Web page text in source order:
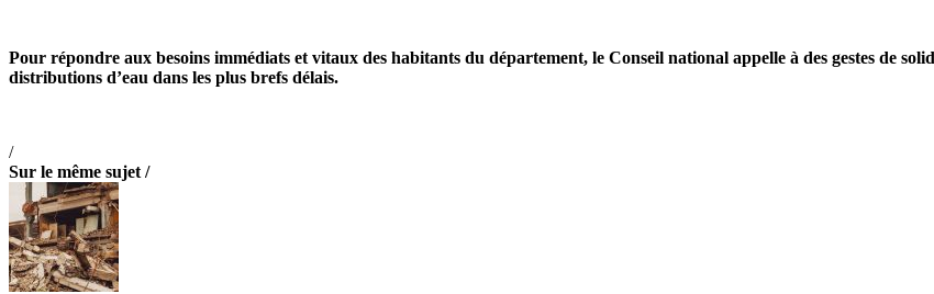
Pour répondre aux besoins immédiats et vitaux des habitants du département, le Conseil national appelle à des gestes de
distributions d’eau dans les plus brefs délais.
/
Sur le même sujet /